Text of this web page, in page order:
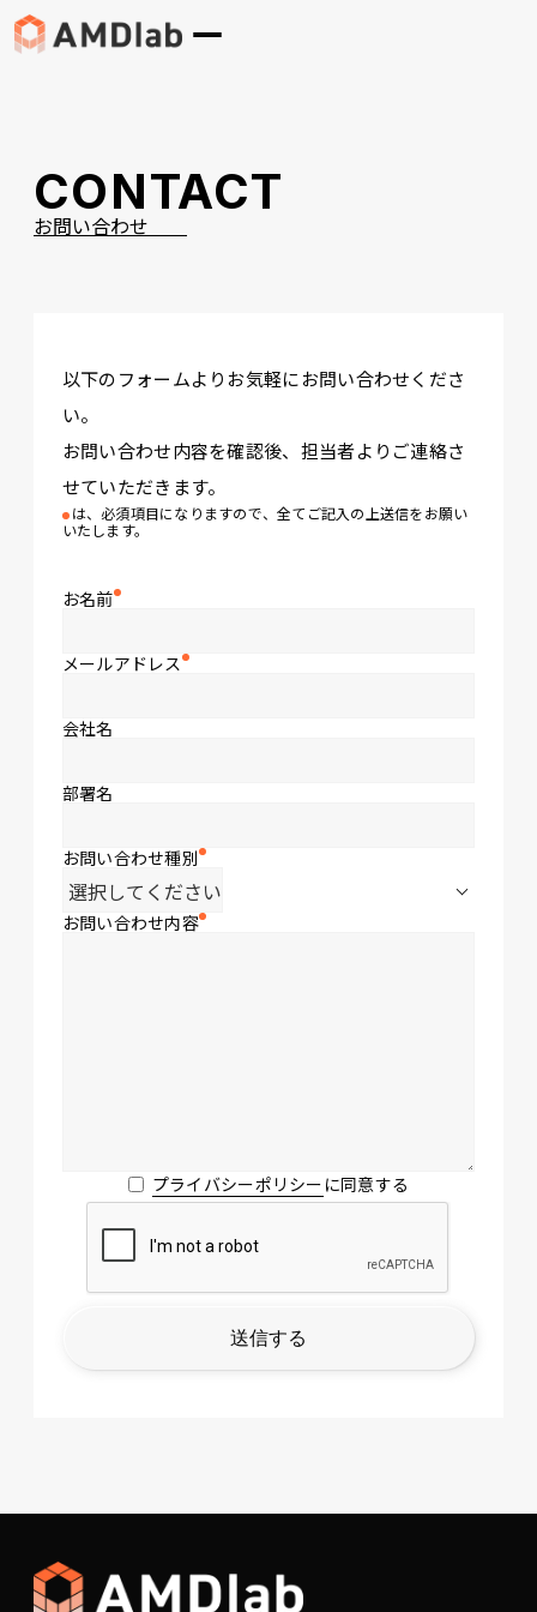
CONTACT
お問い合わせ
以下のフォームよりお気軽にお問い合わせくださ
い。
お問い合わせ内容を確認後、担当者よりご連絡さ
せていただきます。
は、必須項目になりますので、全てご記入の上送信をお願い
いたします。
お名前
メールアドレス
会社名
部署名
お問い合わせ種別
お問い合わせ内容
プライバシーポリシー に同意する